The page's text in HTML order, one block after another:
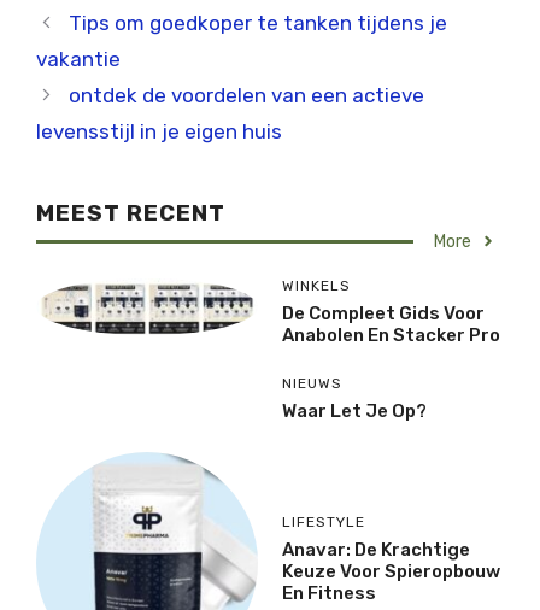
Tips om goedkoper te tanken tijdens je
vakantie
ontdek de voordelen van een actieve
levensstijl in je eigen huis
MEEST RECENT
More
WINKELS
De Compleet Gids Voor
Anabolen En Stacker Pro
NIEUWS
Waar Let Je Op?
LIFESTYLE
Anavar: De Krachtige
Keuze Voor Spieropbouw
En Fitness